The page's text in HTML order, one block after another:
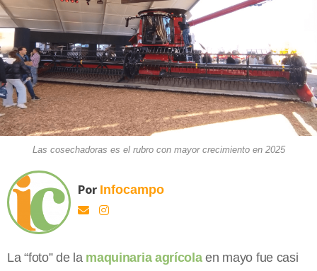
Las cosechadoras es el rubro con mayor crecimiento en 2025
Por Infocampo
La “foto” de la maquinaria agrícolaen mayo fue casi